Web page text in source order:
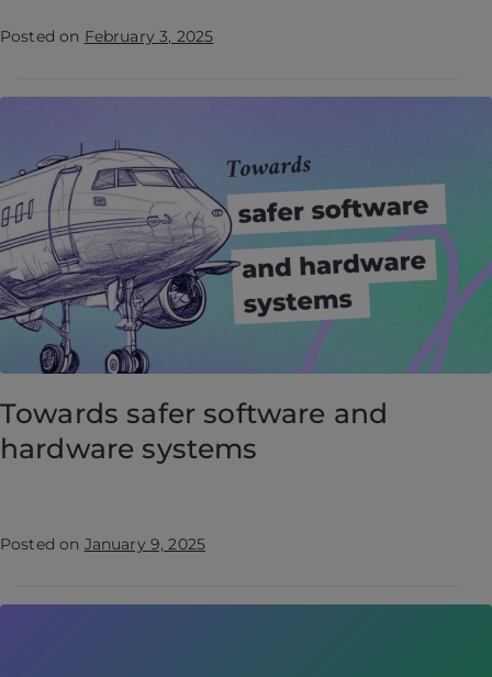
Posted on February 3, 2025
Towards safer software and
hardware systems
Posted on January 9, 2025